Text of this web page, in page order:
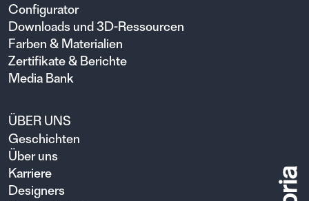
Configurator
Downloads und 3D-Ressourcen
Farben & Materialien
Zertifikate & Berichte
Media Bank
ÜBER UNS
Geschichten
Über uns
Karriere
Designers